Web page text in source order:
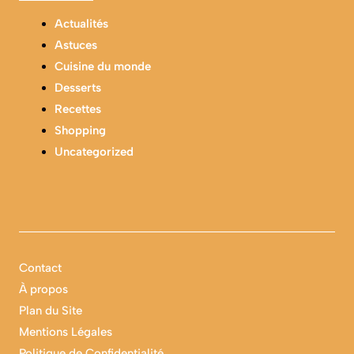
Actualités
Astuces
Cuisine du monde
Desserts
Recettes
Shopping
Uncategorized
Contact
À propos
Plan du Site
Mentions Légales